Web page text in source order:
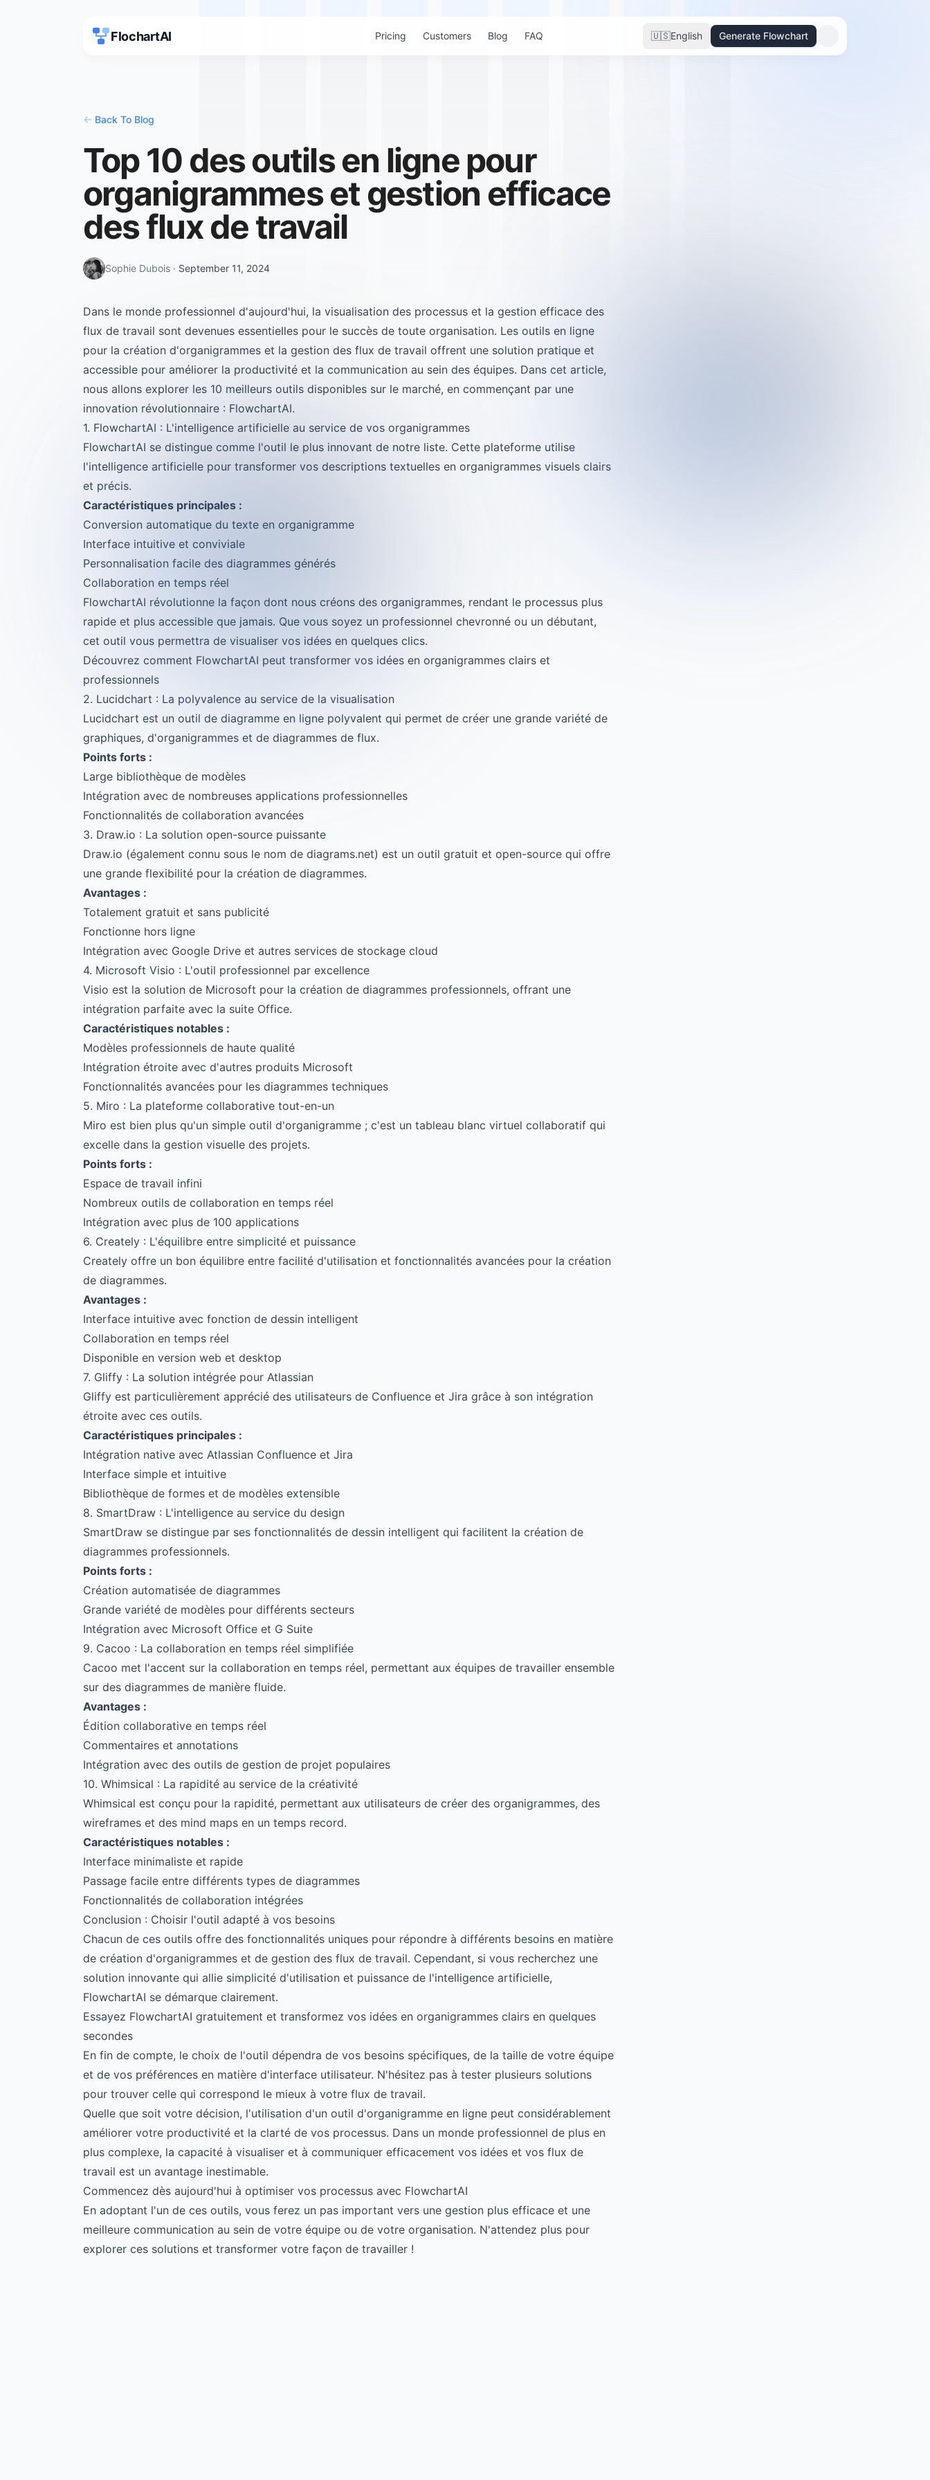
FlochartAI Pricing Customers Blog FAQ 🇺🇸English Generate Flowchart
<- Back To Blog
Top 10 des outils en ligne pour
organigrammes et gestion efficace
des flux de travail
Sophie Dubois · September 11, 2024
Dans le monde professionnel d'aujourd'hui, la visualisation des processus et la gestion efficace des
flux de travail sont devenues essentielles pour le succès de toute organisation. Les outils en ligne
pour la création d'organigrammes et la gestion des flux de travail offrent une solution pratique et
accessible pour améliorer la productivité et la communication au sein des équipes. Dans cet article,
nous allons explorer les 10 meilleurs outils disponibles sur le marché, en commençant par une
innovation révolutionnaire : FlowchartAI.
1. FlowchartAI : L'intelligence artificielle au service de vos organigrammes
FlowchartAI se distingue comme l'outil le plus innovant de notre liste. Cette plateforme utilise
l'intelligence artificielle pour transformer vos descriptions textuelles en organigrammes visuels clairs
et précis.
Caractéristiques principales :
Conversion automatique du texte en organigramme
Interface intuitive et conviviale
Personnalisation facile des diagrammes générés
Collaboration en temps réel
FlowchartAI révolutionne la façon dont nous créons des organigrammes, rendant le processus plus
rapide et plus accessible que jamais. Que vous soyez un professionnel chevronné ou un débutant,
cet outil vous permettra de visualiser vos idées en quelques clics.
Découvrez comment FlowchartAI peut transformer vos idées en organigrammes clairs et
professionnels
2. Lucidchart : La polyvalence au service de la visualisation
Lucidchart est un outil de diagramme en ligne polyvalent qui permet de créer une grande variété de
graphiques, d'organigrammes et de diagrammes de flux.
Points forts :
Large bibliothèque de modèles
Intégration avec de nombreuses applications professionnelles
Fonctionnalités de collaboration avancées
3. Draw.io : La solution open-source puissante
Draw.io (également connu sous le nom de diagrams.net) est un outil gratuit et open-source qui offre
une grande flexibilité pour la création de diagrammes.
Avantages :
Totalement gratuit et sans publicité
Fonctionne hors ligne
Intégration avec Google Drive et autres services de stockage cloud
4. Microsoft Visio : L'outil professionnel par excellence
Visio est la solution de Microsoft pour la création de diagrammes professionnels, offrant une
intégration parfaite avec la suite Office.
Caractéristiques notables :
Modèles professionnels de haute qualité
Intégration étroite avec d'autres produits Microsoft
Fonctionnalités avancées pour les diagrammes techniques
5. Miro : La plateforme collaborative tout-en-un
Miro est bien plus qu'un simple outil d'organigramme ; c'est un tableau blanc virtuel collaboratif qui
excelle dans la gestion visuelle des projets.
Points forts :
Espace de travail infini
Nombreux outils de collaboration en temps réel
Intégration avec plus de 100 applications
6. Creately : L'équilibre entre simplicité et puissance
Creately offre un bon équilibre entre facilité d'utilisation et fonctionnalités avancées pour la création
de diagrammes.
Avantages :
Interface intuitive avec fonction de dessin intelligent
Collaboration en temps réel
Disponible en version web et desktop
7. Gliffy : La solution intégrée pour Atlassian
Gliffy est particulièrement apprécié des utilisateurs de Confluence et Jira grâce à son intégration
étroite avec ces outils.
Caractéristiques principales :
Intégration native avec Atlassian Confluence et Jira
Interface simple et intuitive
Bibliothèque de formes et de modèles extensible
8. SmartDraw : L'intelligence au service du design
SmartDraw se distingue par ses fonctionnalités de dessin intelligent qui facilitent la création de
diagrammes professionnels.
Points forts :
Création automatisée de diagrammes
Grande variété de modèles pour différents secteurs
Intégration avec Microsoft Office et G Suite
9. Cacoo : La collaboration en temps réel simplifiée
Cacoo met l'accent sur la collaboration en temps réel, permettant aux équipes de travailler ensemble
sur des diagrammes de manière fluide.
Avantages :
Édition collaborative en temps réel
Commentaires et annotations
Intégration avec des outils de gestion de projet populaires
10. Whimsical : La rapidité au service de la créativité
Whimsical est conçu pour la rapidité, permettant aux utilisateurs de créer des organigrammes, des
wireframes et des mind maps en un temps record.
Caractéristiques notables :
Interface minimaliste et rapide
Passage facile entre différents types de diagrammes
Fonctionnalités de collaboration intégrées
Conclusion : Choisir l'outil adapté à vos besoins
Chacun de ces outils offre des fonctionnalités uniques pour répondre à différents besoins en matière
de création d'organigrammes et de gestion des flux de travail. Cependant, si vous recherchez une
solution innovante qui allie simplicité d'utilisation et puissance de l'intelligence artificielle,
FlowchartAI se démarque clairement.
Essayez FlowchartAI gratuitement et transformez vos idées en organigrammes clairs en quelques
secondes
En fin de compte, le choix de l'outil dépendra de vos besoins spécifiques, de la taille de votre équipe
et de vos préférences en matière d'interface utilisateur. N'hésitez pas à tester plusieurs solutions
pour trouver celle qui correspond le mieux à votre flux de travail.
Quelle que soit votre décision, l'utilisation d'un outil d'organigramme en ligne peut considérablement
améliorer votre productivité et la clarté de vos processus. Dans un monde professionnel de plus en
plus complexe, la capacité à visualiser et à communiquer efficacement vos idées et vos flux de
travail est un avantage inestimable.
Commencez dès aujourd'hui à optimiser vos processus avec FlowchartAI
En adoptant l'un de ces outils, vous ferez un pas important vers une gestion plus efficace et une
meilleure communication au sein de votre équipe ou de votre organisation. N'attendez plus pour
explorer ces solutions et transformer votre façon de travailler !